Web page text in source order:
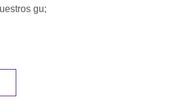
gu;